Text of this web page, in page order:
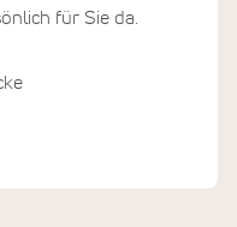
für Sie da.